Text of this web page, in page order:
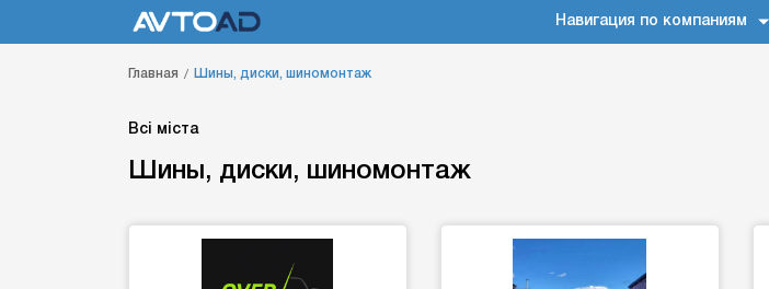
Навигация по компаниям
Главная Шины, диски, шиномонтаж
Всі міста
Шины, диски, шиномонтаж